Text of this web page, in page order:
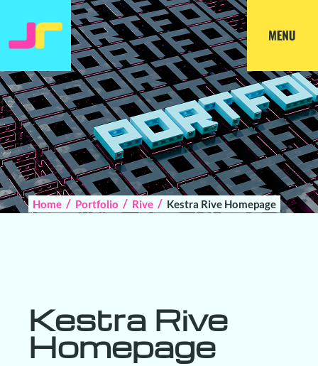
Home Portfolio Rive Kestra Rive Homepage
Kestra Rive
Homepage